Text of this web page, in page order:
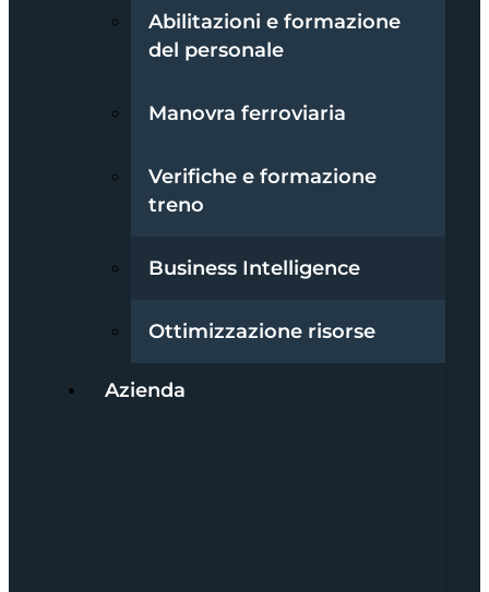
Abilitazioni e formazione
del personale
Manovra ferroviaria
Verifiche e formazione
treno
Business Intelligence
Ottimizzazione risorse
Azienda